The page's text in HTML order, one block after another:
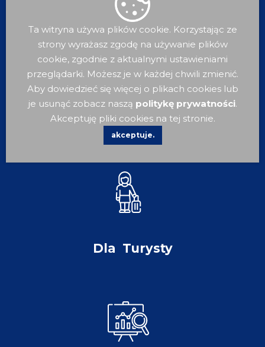
DlaMieszkańca
Dla Turysty
Ta witryna używa plików cookie. Korzystając ze
strony wyrażasz zgodę na używanie plików
cookie, zgodnie z aktualnymi ustawieniami
przeglądarki. Możesz je w każdej chwili zmienić.
Aby dowiedzieć się więcej o plikach cookies lub
je usunąć zobacz naszą politykę prywatności.
Akceptuję pliki cookies na tej stronie.
akceptuje.